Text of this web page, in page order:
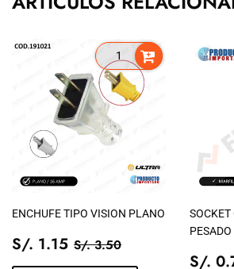
ENCHUFE TIPO VISION PLANO
PRECIO
DE
S/. 1.15 S/.
1.15
PRECIO TIENDA
S/. 3.50
SOCKET
S/.